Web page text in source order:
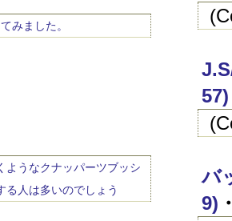
みました。
ようなクナッパーツブッシ
る人は多いのでしょう
57)
バ
9)